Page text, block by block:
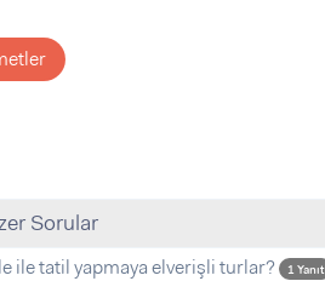
Sorular
ile tatil yapmaya elverişli turlar? 1 Yanıt